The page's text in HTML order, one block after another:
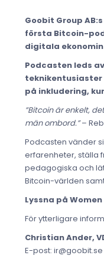
Goobit Group
första Bitcoin-
digitala
Podcasten leds
på inkludering,
”Bitcoin är enkelt,
män ombord.”–
Podcasten vänder
erfarenheter, ställa
pedagogiska och
Bitcoin-världen
Lyssna på
För ytterligare
Christian Ander,
E-post: ir@goobit.se